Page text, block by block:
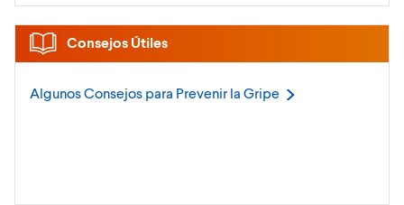
Consejos Útiles
Algunos Consejos para Prevenir la Gripe